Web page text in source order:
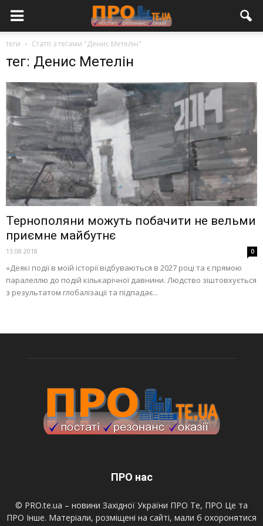
теги Статті з тегами "Денис Метелін"
тег: Денис Метелін
Тернополяни можуть побачити не вельми
приємне майбутнє
13.08.2018 0
«Деякі події в моїй історії відбуваються в 2027 році та є прямою
паралеллю до подій кількарічної давнини. Людство зіштовхується
з результатом глобалізації та підпадає...
ПРО нас
© PRO.te.ua – новини Західної України ПРО Те, ПРО Це та
ПРО Інше. Матеріали, розміщені на сайті, мали б охоронятися